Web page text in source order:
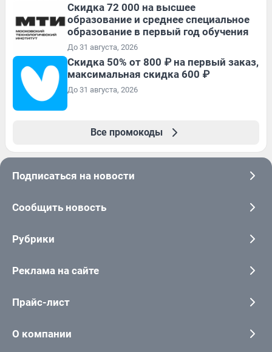
Скидка 72 000 на высшее
образование и среднее специальное
образование в первый год обучения
До 31 августа, 2026
Скидка 50% от 800 ₽ на первый заказ,
максимальная скидка 600 ₽
До 31 августа, 2026
Все промокоды
Подписаться на новости
Сообщить новость
Рубрики
Реклама на сайте
Прайс-лист
О компании